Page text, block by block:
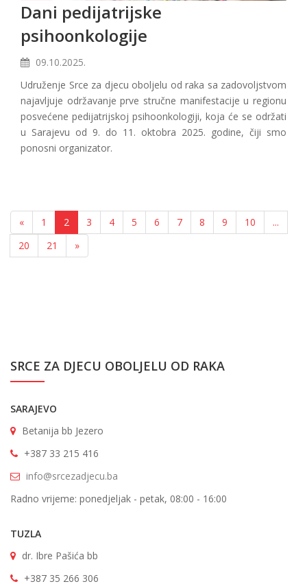
Dani pedijatrijske
psihoonkologije
09.10.2025.
Udruženje Srce za djecu oboljelu od raka sa zadovoljstvom
najavljuje održavanje prve stručne manifestacije u regionu
posvećene pedijatrijskoj psihoonkologiji, koja će se održati
u Sarajevu od 9. do 11. oktobra 2025. godine, čiji smo
ponosni organizator.
« 1 2 3 4 5 6 7 8 9 10
...
20
21 »
SRCE ZA DJECU OBOLJELU OD RAKA
SARAJEVO
Betanija bb Jezero
+387 33 215 416
info@srcezadjecu.ba
Radno vrijeme: ponedjeljak - petak, 08:00 - 16:00
TUZLA
dr. Ibre Pašića bb
+387 35 266 306